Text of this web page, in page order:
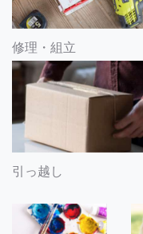
修理・組立
引っ越し